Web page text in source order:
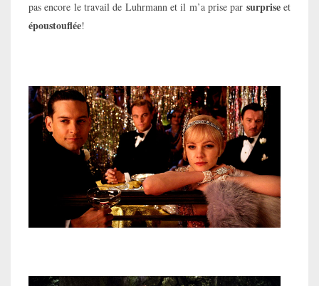
pas encore le travail de Luhrmann et il m’a prise par surpriseet
époustouflée!